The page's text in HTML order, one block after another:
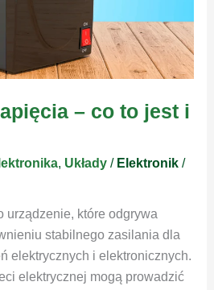
– co to jest i
, Układy/ Elektronik /
urządzenie, które odgrywa
stabilnego zasilania dla
elektrycznych i elektronicznych.
elektrycznej mogą prowadzić